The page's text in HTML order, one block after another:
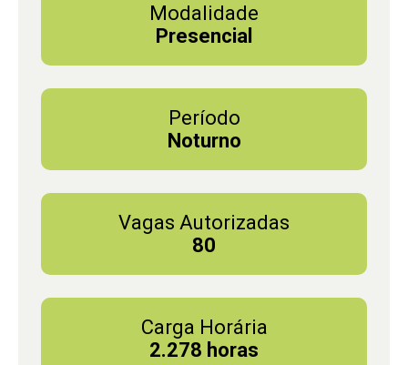
Modalidade
Presencial
Período
Noturno
Vagas Autorizadas
80
Carga Horária
2.278 horas